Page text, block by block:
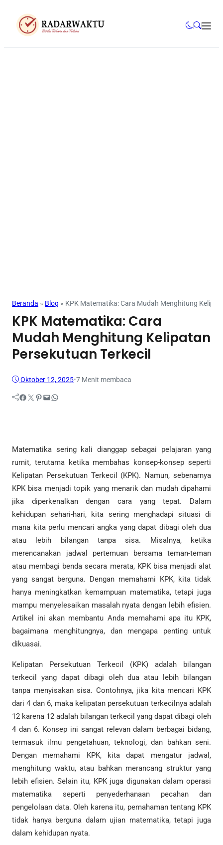
Beranda » Blog » KPK Matematika: Cara Mudah Menghitung
KPK Matematika: Cara
Mudah Menghitung Kelipatan
Persekutuan Terkecil
Oktober 12, 2025•7 Menit membaca
Facebook Twitter Pinterest Mail WhatsApp
Matematika sering kali dianggap sebagai pelajaran yang
rumit, terutama ketika membahas konsep-konsep seperti
Kelipatan Persekutuan Terkecil (KPK). Namun, sebenarnya
KPK bisa menjadi topik yang menarik dan mudah dipahami
jika diperkenalkan dengan cara yang tepat. Dalam
kehidupan sehari-hari, kita sering menghadapi situasi di
mana kita perlu mencari angka yang dapat dibagi oleh dua
atau lebih bilangan tanpa sisa. Misalnya, ketika
merencanakan jadwal pertemuan bersama teman-teman
atau membagi benda secara merata, KPK bisa menjadi alat
yang sangat berguna. Dengan memahami KPK, kita tidak
hanya meningkatkan kemampuan matematika, tetapi juga
mampu menyelesaikan masalah nyata dengan lebih efisien.
Artikel ini akan membantu Anda memahami apa itu KPK,
bagaimana menghitungnya, dan mengapa penting untuk
dikuasai.
Kelipatan Persekutuan Terkecil (KPK) adalah bilangan
terkecil yang dapat dibagi oleh dua atau lebih bilangan
tanpa menyisakan sisa. Contohnya, jika kita mencari KPK
dari 4 dan 6, maka kelipatan persekutuan terkecilnya adalah
12 karena 12 adalah bilangan terkecil yang dapat dibagi oleh
4 dan 6. Konsep ini sangat relevan dalam berbagai bidang,
termasuk ilmu pengetahuan, teknologi, dan bahkan seni.
Dengan memahami KPK, kita dapat mengatur jadwal,
menghitung waktu, atau bahkan merancang struktur yang
lebih efisien. Selain itu, KPK juga digunakan dalam operasi
matematika seperti penyederhanaan pecahan dan
pengelolaan data. Oleh karena itu, pemahaman tentang KPK
tidak hanya berguna dalam ujian matematika, tetapi juga
dalam kehidupan nyata.